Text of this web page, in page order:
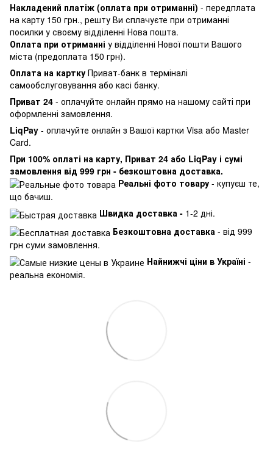
Накладений платіж (оплата при отриманні) - передплата
на карту 150 грн., решту Ви сплачуєте при отриманні
посилки у своєму відділенні Нова пошта.
Оплата при отриманні у відділенні Нової пошти Вашого
міста (предоплата 150 грн).
Оплата на картку Приват-банк в терміналі
самообслуговування або касі банку.
Приват 24 - оплачуйте онлайн прямо на нашому сайті при
оформленні замовлення.
LiqPay - оплачуйте онлайн з Вашої картки Visa або Master
Card.
При 100% оплаті на карту, Приват 24 або LiqPay і сумі
замовлення від 999 грн - безкоштовна доставка.
Реальні фото товару - купуєш те,
що бачиш.
Швидка доставка - 1-2 дні.
Безкоштовна доставка - від 999
грн суми замовлення.
Найнижчі ціни в Україні -
реальна економія.